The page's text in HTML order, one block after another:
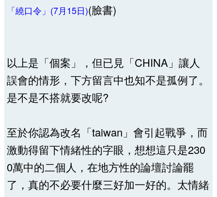
「繞口令」(7月15日)(臉書)
以上是「個案」，但已見「CHINA」讓人
誤會的情形，下方留言中也知不是孤例了。
是不是不搭就要改呢?
至於你認為改名「taiwan」會引起戰爭，而
激動得留下情緒性的字眼，想想這只是230
0萬中的二個人，在地方性的論壇討論罷
了，真的不必要什麼三好加一好的。太情緒